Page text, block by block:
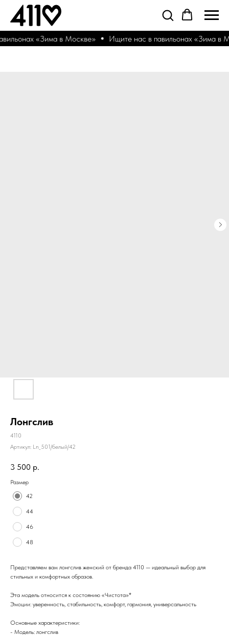
«Зима в Москве» Ищите нас в павильонах «Зима в
Лонгслив
4110
Артикул: Ln_501/белый/42
3 500 р.
Размер
42
44
46
48
Представляем вам лонгслив женский от бренда 4110 — идеальный выбор для
стильных и комфортных образов.
Эта модель относится к состоянию «Чистота»*
Эмоции: уверенность, стабильность, комфорт, гармония, универсальность
Основные характеристики:
- Модель: лонгслив